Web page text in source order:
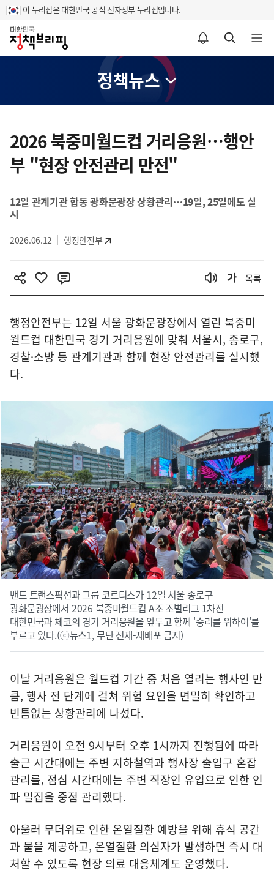
이 누리집은 대한민국 공식 전자정부 누리집입니다.
홈
알림설정 바로가기 검색 바로가기 메뉴 열기
정책뉴스
텐
츠
영
2026 북중미월드컵 거리응원…행안
부 "현장 안전관리 만전"
12일 관계기관 합동 광화문광장 상황관리…19일, 25일에도 실
시
2026.06.12 행정안전부
목록
행정안전부는 12일 서울 광화문광장에서 열린 북중미
월드컵 대한민국 경기 거리응원에 맞춰 서울시, 종로구,
경찰·소방 등 관계기관과 함께 현장 안전관리를 실시했
다.
밴드 트랜스픽션과 그룹 코르티스가 12일 서울 종로구
광화문광장에서 2026 북중미월드컵 A조 조별리그 1차전
대한민국과 체코의 경기 거리응원을 앞두고 함께 '승리를 위하여'를
부르고 있다.(ⓒ뉴스1, 무단 전재-재배포 금지)
이날 거리응원은 월드컵 기간 중 처음 열리는 행사인 만
큼, 행사 전 단계에 걸쳐 위험 요인을 면밀히 확인하고
빈틈없는 상황관리에 나섰다.
거리응원이 오전 9시부터 오후 1시까지 진행됨에 따라
출근 시간대에는 주변 지하철역과 행사장 출입구 혼잡
관리를, 점심 시간대에는 주변 직장인 유입으로 인한 인
파 밀집을 중점 관리했다.
아울러 무더위로 인한 온열질환 예방을 위해 휴식 공간
과 물을 제공하고, 온열질환 의심자가 발생하면 즉시 대
처할 수 있도록 현장 의료 대응체계도 운영했다.